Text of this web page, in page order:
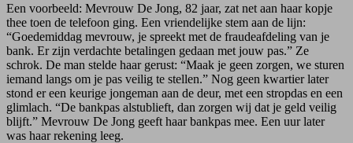
Een voorbeeld: Mevrouw De Jong, 82 jaar, zat net aan haar kopje
thee toen de telefoon ging. Een vriendelijke stem aan de lijn:
“Goedemiddag mevrouw, je spreekt met de fraudeafdeling van je
bank. Er zijn verdachte betalingen gedaan met jouw pas.” Ze
schrok. De man stelde haar gerust: “Maak je geen zorgen, we sturen
iemand langs om je pas veilig te stellen.” Nog geen kwartier later
stond er een keurige jongeman aan de deur, met een stropdas en een
glimlach. “De bankpas alstublieft, dan zorgen wij dat je geld veilig
blijft.” Mevrouw De Jong geeft haar bankpas mee. Een uur later
was haar rekening leeg.